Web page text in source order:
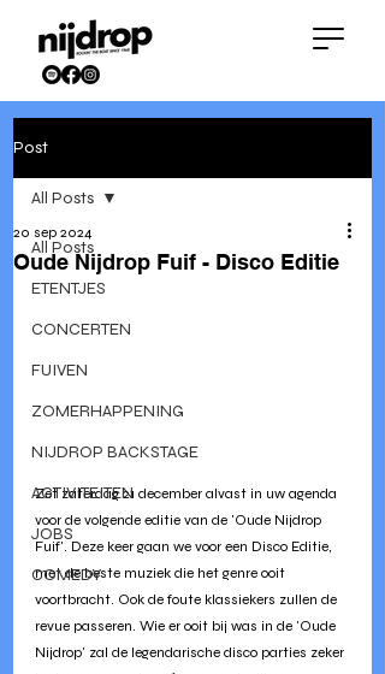
Post
All Posts
ETENTJES
CONCERTEN
FUIVEN
ZOMERHAPPENING
NIJDROP BACKSTAGE
ACTIVITEITEN
JOBS
COMEDY
All Posts
Oude Nijdrop Fuif - Disco Editie
20 sep 2024
Zet zaterdag 21 december alvast in uw agenda
voor de volgende editie van de 'Oude Nijdrop
Fuif'. Deze keer gaan we voor een Disco Editie,
met de beste muziek die het genre ooit
voortbracht. Ook de foute klassiekers zullen de
revue passeren. Wie er ooit bij was in de 'Oude
Nijdrop' zal de legendarische disco parties zeker